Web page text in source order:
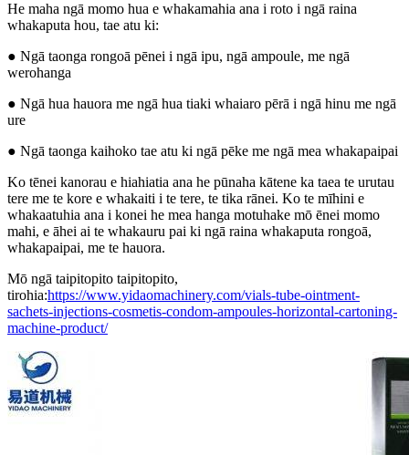
He maha ngā momo hua e whakamahia ana i roto i ngā raina
whakaputa hou, tae atu ki:
● Ngā taonga rongoā pēnei i ngā ipu, ngā ampoule, me ngā
werohanga
● Ngā hua hauora me ngā hua tiaki whaiaro pērā i ngā hinu me ngā
ure
● Ngā taonga kaihoko tae atu ki ngā pēke me ngā mea whakapaipai
Ko tēnei kanorau e hiahiatia ana he pūnaha kātene ka taea te urutau
tere me te kore e whakaiti i te tere, te tika rānei. Ko te mīhini e
whakaatuhia ana i konei he mea hanga motuhake mō ēnei momo
mahi, e āhei ai te whakauru pai ki ngā raina whakaputa rongoā,
whakapaipai, me te hauora.
Mō ngā taipitopito taipitopito,
tirohia:https://www.yidaomachinery.com/vials-tube-ointment-
sachets-injections-cosmetis-condom-ampoules-horizontal-cartoning-
machine-product/